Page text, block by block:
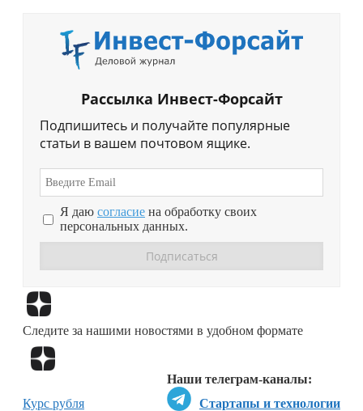
Рассылка Инвест-Форсайт
Подпишитесь и получайте популярные
статьи в вашем почтовом ящике.
Я даю согласие на обработку своих
персональных данных.
Следите за нашими новостями в удобном формате
Наши телеграм-каналы:
Стартапы и технологии
Курс рубля